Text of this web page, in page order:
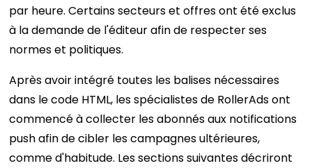
par heure. Certains secteurs et offres ont été exclus
à la demande de l'éditeur afin de respecter ses
normes et politiques.
Après avoir intégré toutes les balises nécessaires
dans le code HTML, les spécialistes de RollerAds ont
commencé à collecter les abonnés aux notifications
push afin de cibler les campagnes ultérieures,
comme d'habitude. Les sections suivantes décriront